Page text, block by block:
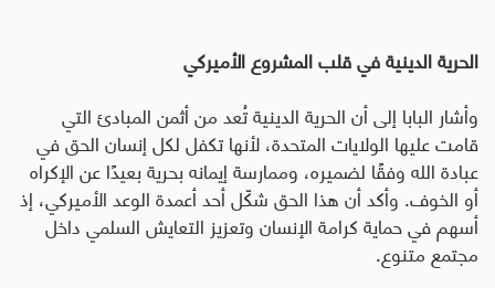
الحرية الدينية في قلب المشروع الأميركي
وأشار البابا إلى أن الحرية الدينية تُعد من أثمن المبادئ التي
قامت عليها الولايات المتحدة، لأنها تكفل لكل إنسان الحق في
عبادة الله وفقًا لضميره، وممارسة إيمانه بحرية بعيدًا عن الإكراه
أو الخوف. وأكد أن هذا الحق شكّل أحد أعمدة الوعد الأميركي، إذ
أسهم في حماية كرامة الإنسان وتعزيز التعايش السلمي داخل
مجتمع متنوع.